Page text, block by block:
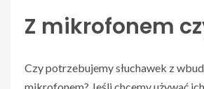
Z mikrofonem
Czy potrzebujemy słuchawek z
mikrofonem? Jeśli chcemy używać